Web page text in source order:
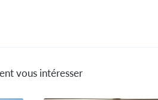
vous intéresser